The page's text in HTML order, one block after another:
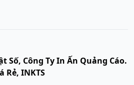
Số, Công Ty In Ấn Quảng Cáo.
Rẻ, INKTS